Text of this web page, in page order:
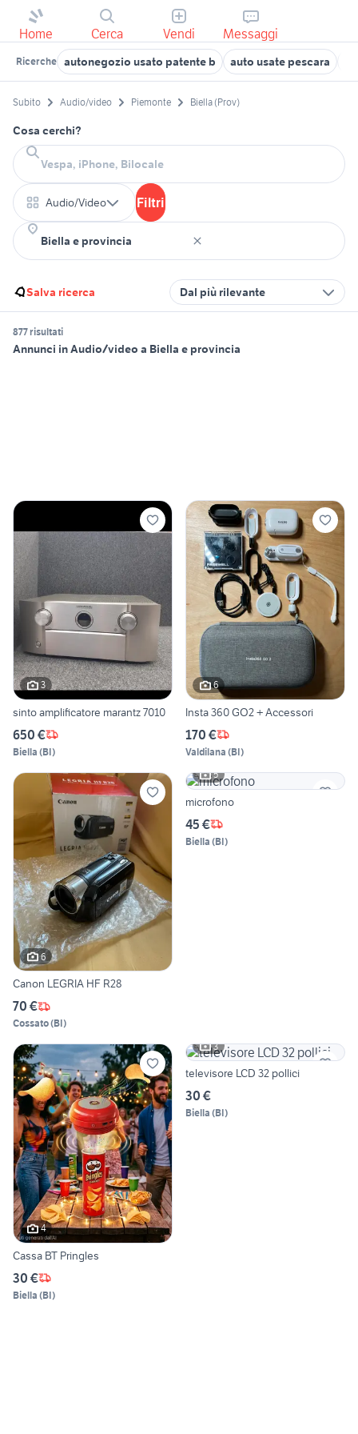
Home Cerca Vendi Messaggi
Ricerche autonegozio usato patente b auto usate pescara
Subito Audio/video Piemonte Biella (Prov)
Cosa cerchi?
Audio/Video Filtri
Salva ricerca Dal più rilevante
877 risultati
Annunci in Audio/video a Biella e provincia
3
sinto amplificatore marantz 7010
650 €
Biella (BI)
6
Insta 360 GO2 + Accessori
170 €
Valdilana (BI)
6
Canon LEGRIA HF R28
70 €
Cossato(BI)
5
microfono
45 €
Biella (BI)
4
Cassa BT Pringles
30 €
Biella (BI)
3
televisore LCD 32 pollici
30 €
Biella (BI)